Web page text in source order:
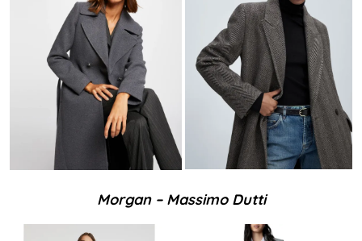
Morgan – Massimo Dutti